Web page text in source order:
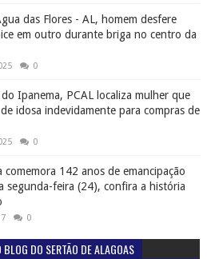
das Flores - AL, homem desfere
em outro durante briga no centro da
0
Ipanema, PCAL localiza mulher que
idosa indevidamente para compras de
0
comemora 142 anos de emancipação
segunda-feira (24), confira a história
0
DO SERTÃO DE ALAGOAS